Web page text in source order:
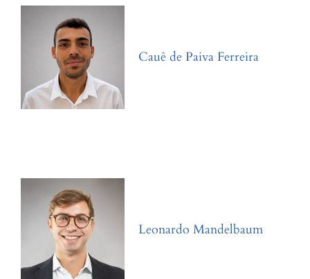
Cauê de Paiva Ferreira
Leonardo Mandelbaum